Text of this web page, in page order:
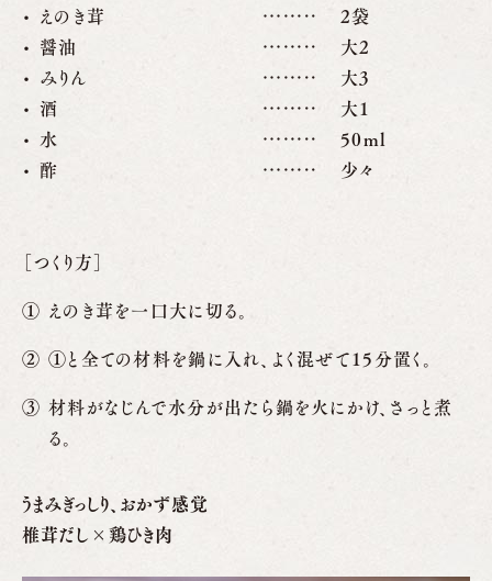
えのき茸
2袋
醤油
大2
みりん
大3
酒
大1
水
50ml
酢
少々
［つくり方］
えのき茸を一口大に切る。
①と全ての材料を鍋に入れ、よく混ぜて15分置く。
材料がなじんで水分が出たら鍋を火にかけ、さっと煮
る。
うまみぎっしり、おかず感覚
椎茸だし×鶏ひき肉